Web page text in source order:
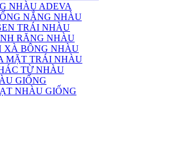
NHÀU ADEVA
NẮNG NHÀU
TRÁI NHÀU
RĂNG NHÀU
XÀ BÔNG NHÀU
MẶT TRÁI NHÀU
TỪ NHÀU
GIỐNG
NHÀU GIỐNG